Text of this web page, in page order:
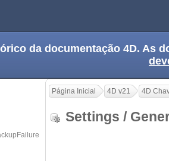
da documentação 4D. As
Página Inicial 4D v21 4D
Settings /